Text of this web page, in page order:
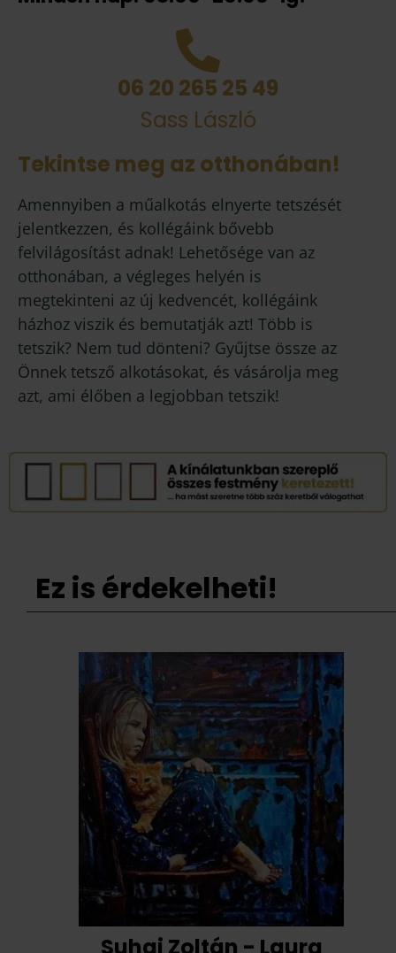
06 20 265 25 49
Sass László
Tekintse meg az otthonában!
Amennyiben a műalkotás elnyerte tetszését
jelentkezzen, és kollégáink bővebb
felvilágosítást adnak! Lehetősége van az
otthonában, a végleges helyén is
megtekinteni az új kedvencét, kollégáink
házhoz viszik és bemutatják azt! Több is
tetszik? Nem tud dönteni? Gyűjtse össze az
Önnek tetsző alkotásokat, és vásárolja meg
azt, ami élőben a legjobban tetszik!
Ez is érdekelheti!